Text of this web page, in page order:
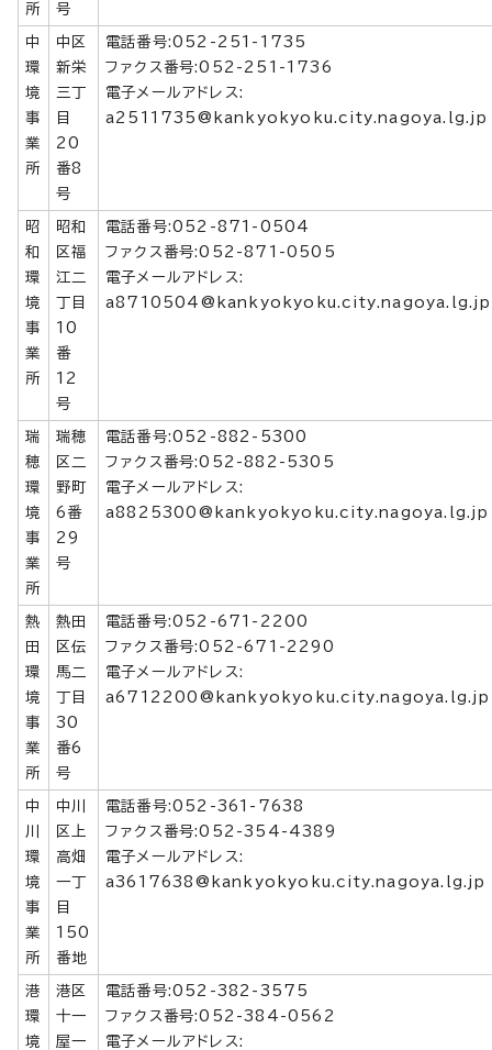
所
号
中
環
境
事
業
所
中区
新栄
三丁
目
20
番8
号
電話番号:052-251-1735
ファクス番号:052-251-1736
電子メールアドレス:
a2511735@kankyokyoku.city.nagoya.lg.jp
昭
和
環
境
事
業
所
昭和
区福
江二
丁目
10
番
12
号
電話番号:052-871-0504
ファクス番号:052-871-0505
電子メールアドレス:
a8710504@kankyokyoku.city.nagoya.lg.jp
瑞
穂
環
境
事
業
所
瑞穂
区二
野町
6番
29
号
電話番号:052-882-5300
ファクス番号:052-882-5305
電子メールアドレス:
a8825300@kankyokyoku.city.nagoya.lg.jp
熱
田
環
境
事
業
所
熱田
区伝
馬二
丁目
30
番6
号
電話番号:052-671-2200
ファクス番号:052-671-2290
電子メールアドレス:
a6712200@kankyokyoku.city.nagoya.lg.jp
中
川
環
境
事
業
所
中川
区上
高畑
一丁
目
150
番地
電話番号:052-361-7638
ファクス番号:052-354-4389
電子メールアドレス:
a3617638@kankyokyoku.city.nagoya.lg.jp
港
環
境
港区
十一
屋一
電話番号:052-382-3575
ファクス番号:052-384-0562
電子メールアドレス: